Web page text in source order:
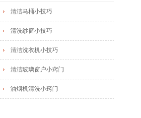
清洁马桶小技巧
清洗纱窗小技巧
清洁洗衣机小技巧
清洁玻璃窗户小窍门
油烟机清洗小窍门